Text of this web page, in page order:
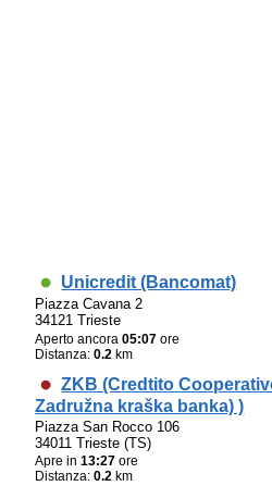
Unicredit (Bancomat)
Piazza Cavana 2
34121 Trieste
Aperto ancora05:07 ore
Distanza:0.2 km
ZKB (Credtito
Zadružna kraška banka) )
Piazza San Rocco 106
34011 Trieste (TS)
Apre in13:27 ore
Distanza:0.2 km